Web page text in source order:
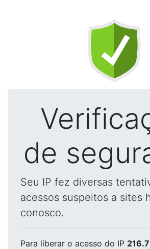
de
Seu IP fez diversas
acessos suspeitos a sites
conosco.
Para liberar o acesso do IP